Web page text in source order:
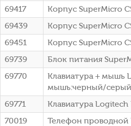
69417
Корпус SuperMicro
69439
Корпус SuperMicro
69451
Корпус SuperMicro
69739
Блок питания
69770
Клавиатура + мышь
мышь:черный/серый
69771
Клавиатура Logitech
70019
Телефон проводной